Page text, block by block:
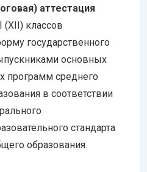
аттестация
классов
государственного
основных
программ среднего
в соответствии
стандарта
образования.